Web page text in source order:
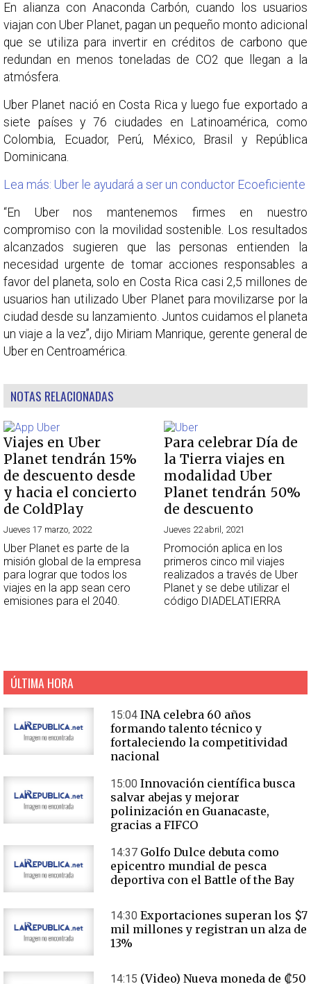
En alianza con Anaconda Carbón, cuando los usuarios
viajan con Uber Planet, pagan un pequeño monto adicional
que se utiliza para invertir en créditos de carbono que
redundan en menos toneladas de CO2 que llegan a la
atmósfera.
Uber Planet nació en Costa Rica y luego fue exportado a
siete países y 76 ciudades en Latinoamérica, como
Colombia, Ecuador, Perú, México, Brasil y República
Dominicana.
Lea más: Uber le ayudará a ser un conductor Ecoeficiente
“En Uber nos mantenemos firmes en nuestro
compromiso con la movilidad sostenible. Los resultados
alcanzados sugieren que las personas entienden la
necesidad urgente de tomar acciones responsables a
favor del planeta, solo en Costa Rica casi 2,5 millones de
usuarios han utilizado Uber Planet para movilizarse por la
ciudad desde su lanzamiento. Juntos cuidamos el planeta
un viaje a la vez”, dijo Miriam Manrique, gerente general de
Uber en Centroamérica.
NOTAS RELACIONADAS
Viajes en Uber
Planet tendrán 15%
de descuento desde
y hacia el concierto
de ColdPlay
Jueves 17 marzo, 2022
Uber Planet es parte de la
misión global de la empresa
para lograr que todos los
viajes en la app sean cero
emisiones para el 2040.
Para celebrar Día de
la Tierra viajes en
modalidad Uber
Planet tendrán 50%
de descuento
Jueves 22 abril, 2021
Promoción aplica en los
primeros cinco mil viajes
realizados a través de Uber
Planet y se debe utilizar el
código DIADELATIERRA
ÚLTIMA HORA
15:04 INA celebra 60 años
formando talento técnico y
fortaleciendo la competitividad
nacional
15:00 Innovación científica busca
salvar abejas y mejorar
polinización en Guanacaste,
gracias a FIFCO
14:37 Golfo Dulce debuta como
epicentro mundial de pesca
deportiva con el Battle of the Bay
14:30 Exportaciones superan los $7
mil millones y registran un alza de
13%
14:15 (Video) Nueva moneda de ₡50